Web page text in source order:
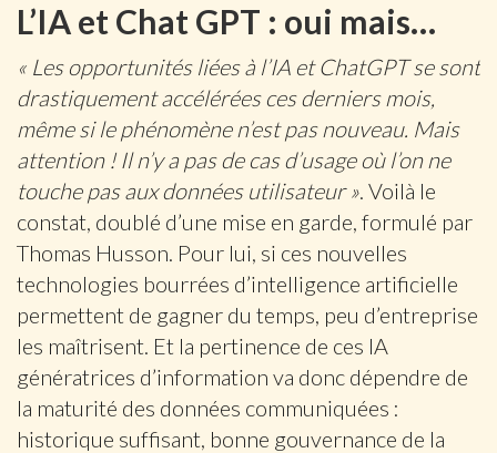
L’IA et Chat GPT : oui mais…
« Les opportunités liées à l’IA et ChatGPT se sont
drastiquement accélérées ces derniers mois,
même si le phénomène n’est pas nouveau. Mais
attention ! Il n’y a pas de cas d’usage où l’on ne
touche pas aux données utilisateur ». Voilà le
constat, doublé d’une mise en garde, formulé par
Thomas Husson. Pour lui, si ces nouvelles
technologies bourrées d’intelligence artificielle
permettent de gagner du temps, peu d’entreprise
les maîtrisent. Et la pertinence de ces IA
génératrices d’information va donc dépendre de
la maturité des données communiquées :
historique suffisant, bonne gouvernance de la